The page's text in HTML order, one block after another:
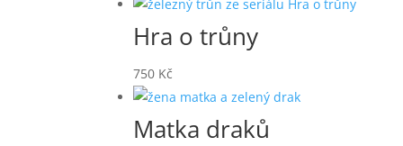
až
100 Kč
Hra o trůny
750 Kč
Matka draků